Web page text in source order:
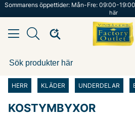
Sommarens öppettider: Mån-Fre: 09:00-
här
HERR KLÄDER UNDERDELAR
KOSTYMBYXOR